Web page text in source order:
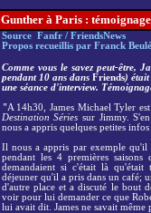
Gunther à Paris :
Source Fanfr / FriendsNews
Propos recueillis par Franck Beulé
Comme vous le savez peut-être,
pendant 10 ans dansFriends) était
une séance d'interview.
"A 14h30, James Michael Tyler
Destination Séries sur Jimmy.
nous a appris quelques petites
Il nous a appris par exemple
pendant les 4 premières saisons
demandaient si c'était là qu'était
déjeuner qu'il a pris dans un café;
d'autre place et a discuté le bout
voir pour lui demander ce que
lui avait dit. James ne savait même